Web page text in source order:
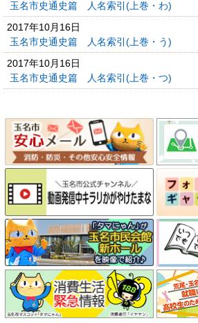
玉名市史通史篇 人名索引(上巻・わ)
2017年10月16日
玉名市史通史篇 人名索引(上巻・う)
2017年10月16日
玉名市史通史篇 人名索引(上巻・つ)